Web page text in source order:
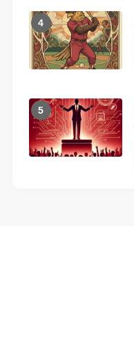
4
5